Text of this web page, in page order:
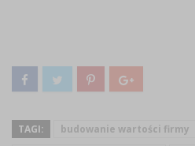
TAGI:
budowanie wartości firmy